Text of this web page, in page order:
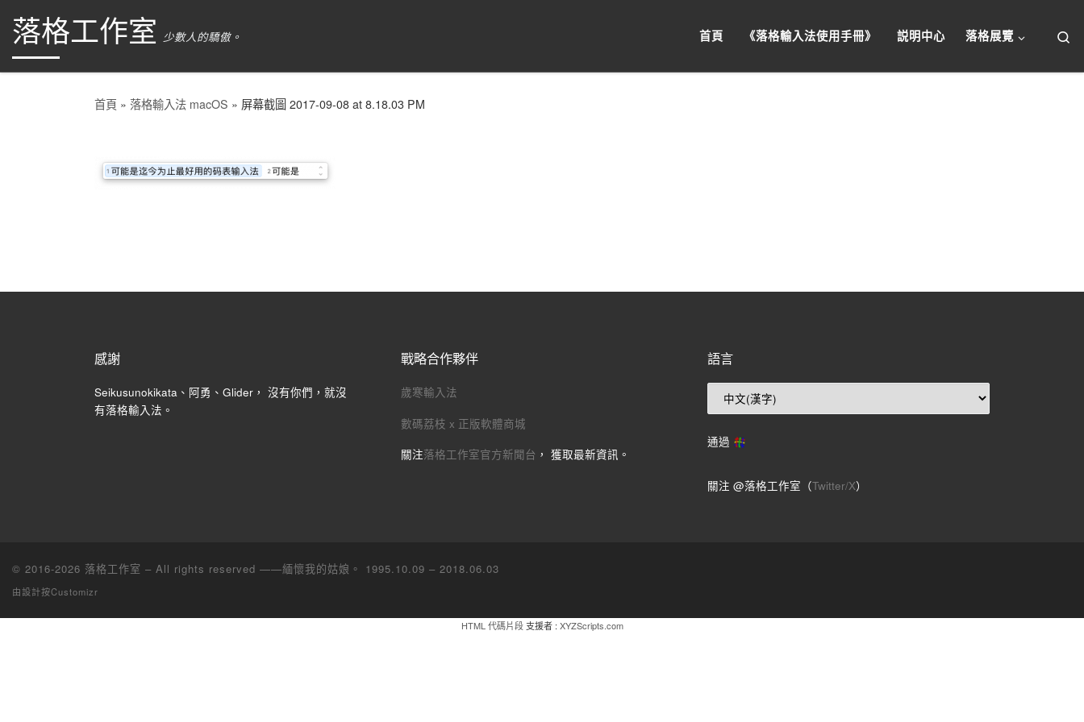
跳到內容
落格工作室 少數人的驕傲。 首頁 《落格輸入法使用手冊》 説明中心 落格展覽
首頁 » 落格輸入法 macOS » 屏幕截圖 2017-09-08 at 8.18.03 PM
感謝
Seikusunokikata、阿勇、Glider， 沒有你們，就沒
有落格輸入法。
戰略合作夥伴
歲寒輸入法
數碼荔枝 x 正版軟體商城
關注落格工作室官方新聞台 ， 獲取最新資訊。
語言
通過
關注 @落格工作室（Twitter/X）
© 2016-2026 落格工作室 – All rights reserved ——緬懷我的姑娘。 1995.10.09 – 2018.06.03
由設計按Customizr
HTML 代碼片段支援者 : XYZScripts.com